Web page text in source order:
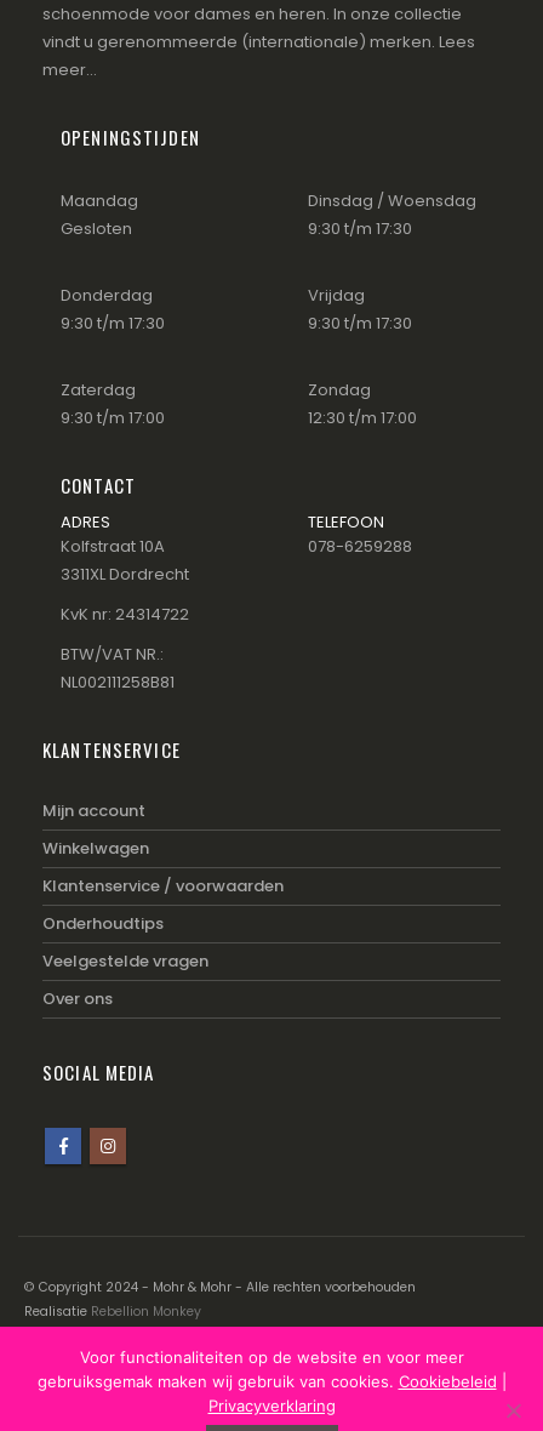
schoenmode voor dames en heren. In onze collectie
vindt u gerenommeerde (internationale) merken. Lees
meer...
OPENINGSTIJDEN
Maandag
Gesloten
Dinsdag / Woensdag
9:30 t/m 17:30
Donderdag
9:30 t/m 17:30
Vrijdag
9:30 t/m 17:30
Zaterdag
9:30 t/m 17:00
Zondag
12:30 t/m 17:00
CONTACT
ADRES
Kolfstraat 10A
3311XL Dordrecht
KvK nr: 24314722
BTW/VAT NR.:
NL002111258B81
TELEFOON
078-6259288
KLANTENSERVICE
Mijn account
Winkelwagen
Klantenservice / voorwaarden
Onderhoudtips
Veelgestelde vragen
Over ons
SOCIAL MEDIA
© Copyright 2024 - Mohr & Mohr - Alle rechten voorbehouden
Realisatie Rebellion Monkey
Disclaimer|Cookiebeleid|Privacyverklaring
Voor functionaliteiten op de website en voor meer
gebruiksgemak maken wij gebruik van cookies. Cookiebeleid
Privacyverklaring